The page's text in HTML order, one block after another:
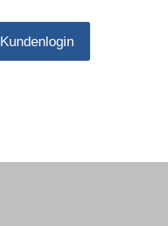
Kundenlogin